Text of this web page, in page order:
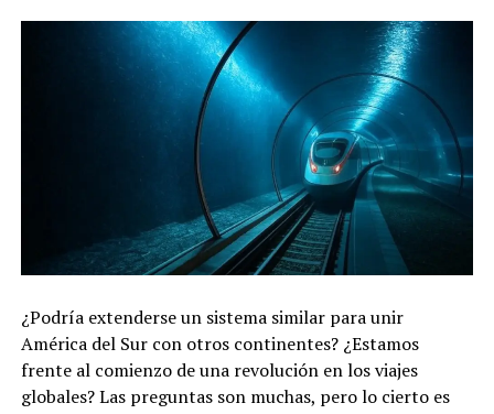
¿Podría extenderse un sistema similar para unir
América del Sur con otros continentes? ¿Estamos
frente al comienzo de una revolución en los viajes
globales? Las preguntas son muchas, pero lo cierto es